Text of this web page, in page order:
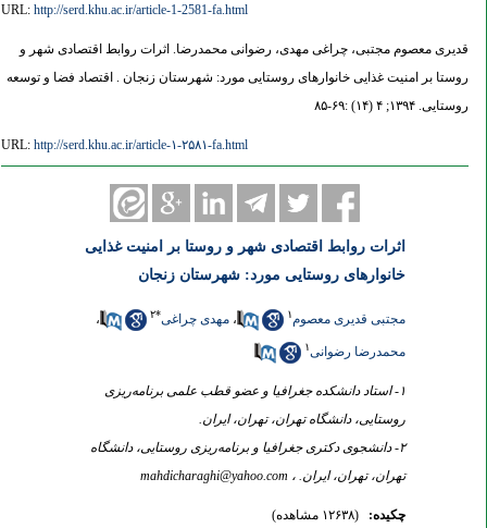
URL:http://serd.khu.ac.ir/article-1-2581-fa.html
قدیری معصوم مجتبی، چراغی مهدی، رضوانی محمدرضا. اثرات روابط اقتصادی شهر و
روستا بر امنیت غذایی خانوارهای روستایی مورد: شهرستان زنجان . اقتصاد فضا و توسعه
روستایی. ۱۳۹۴; ۴ (۱۴) :۶۹-۸۵
URL:http://serd.khu.ac.ir/article-۱-۲۵۸۱-fa.html
اثرات روابط اقتصادی شهر و روستا بر امنیت غذایی
خانوارهای روستایی مورد: شهرستان زنجان
مجتبی قدیری معصوم ، مهدی چراغی* ،
محمدرضا رضوانی
۱- استاد دانشکده جغرافیا و عضو قطب علمی برنامه‌ریزی
روستایی، دانشگاه تهران، تهران، ایران.
۲- دانشجوی دکتری جغرافیا و برنامه‌ریزی روستایی، دانشگاه
تهران، تهران، ایران. ، mahdicharaghi@yahoo.com
چکیده: (۱۲۶۳۸ مشاهده)